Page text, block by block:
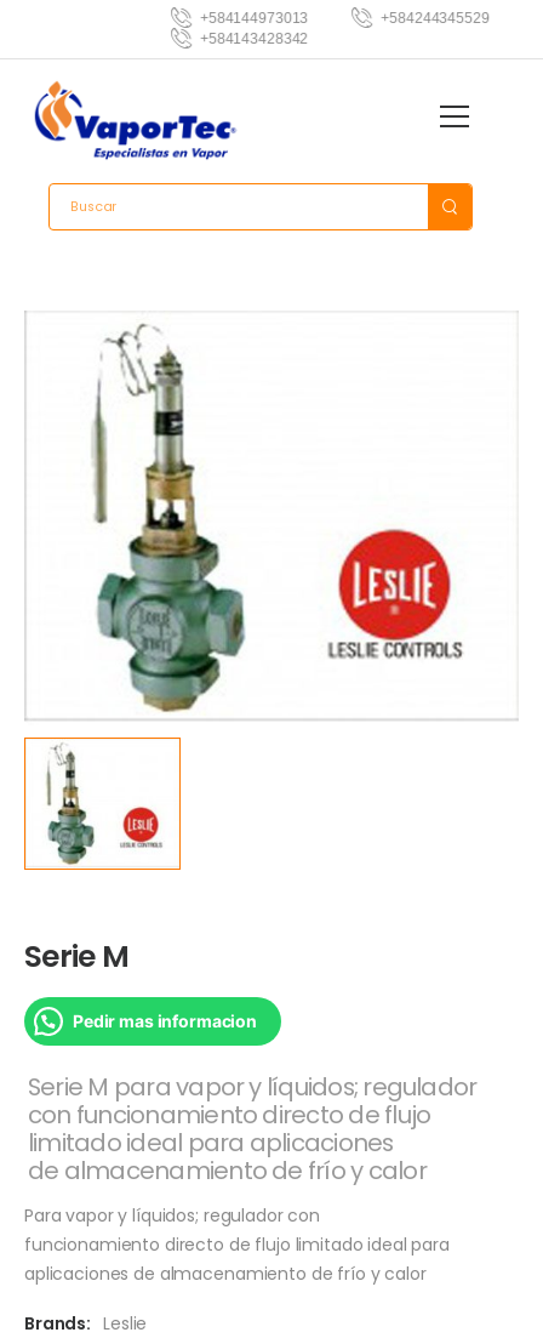
+584144973013
+584244345529
+584143428342
Serie M
Pedir mas informacion
Serie M para vapor y líquidos; regulador
con funcionamiento directo de flujo
limitado ideal para aplicaciones
de almacenamiento de frío y calor
Para vapor y líquidos; regulador con
funcionamiento directo de flujo limitado ideal para
aplicaciones de almacenamiento de frío y calor
Brands: Leslie